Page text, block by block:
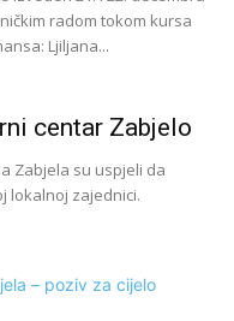
radom tokom kursa
Ljiljana...
centar Zabjelo
Zabjela su uspjeli da
lokalnoj zajednici.